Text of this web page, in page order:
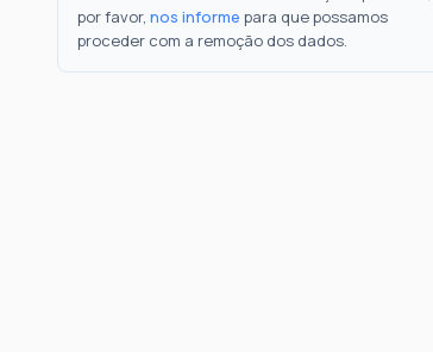
por favor, nos informe para que possamos
proceder com a remoção dos dados.